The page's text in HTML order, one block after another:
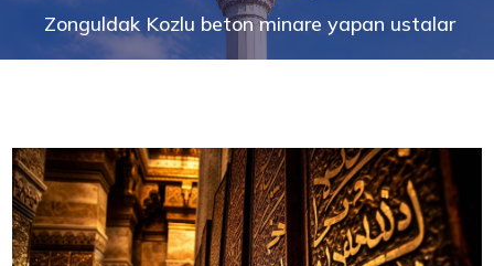
Zonguldak Kozlu beton minare yapan ustalar